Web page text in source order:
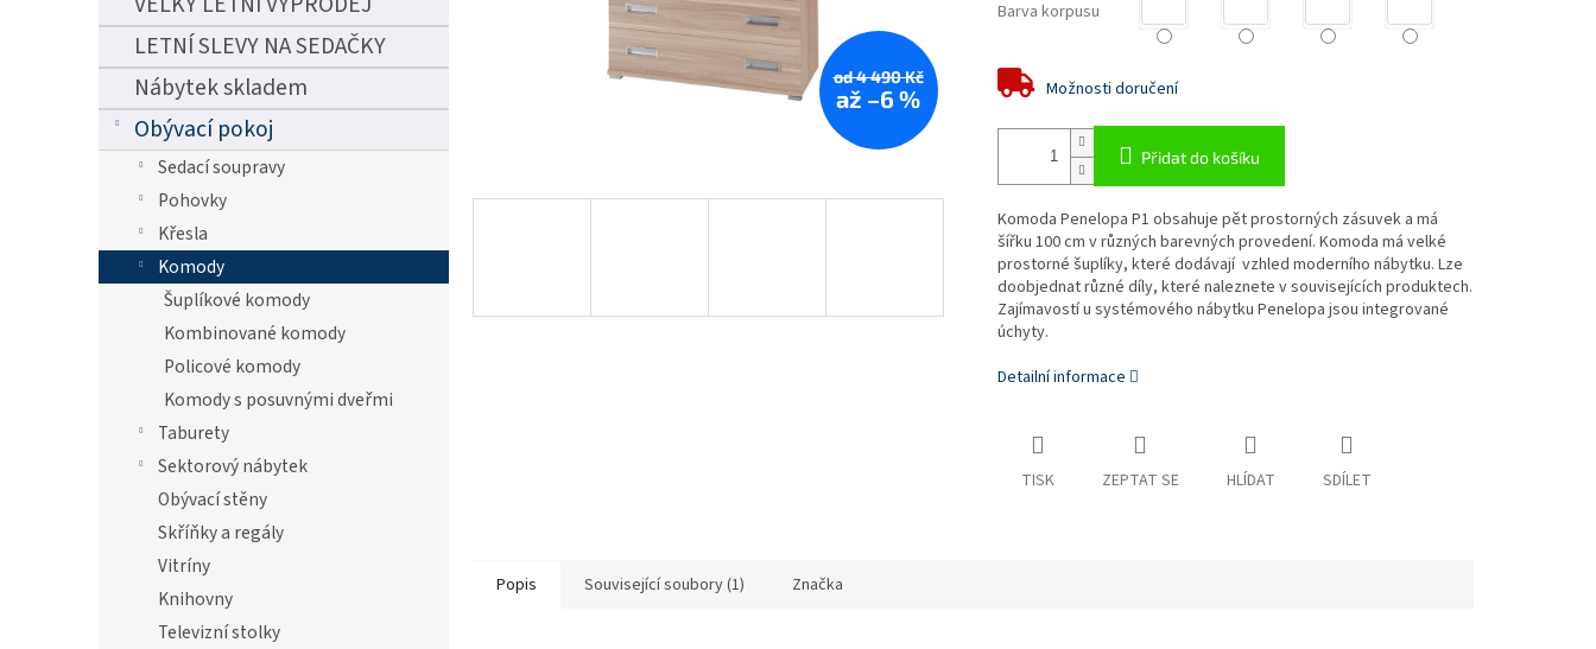
e
LETNÍ SLEVY NA SEDAČKY
Nábytek skladem
Obývací pokoj
Sedací soupravy
Pohovky
Křesla
Komody
Šuplíkové komody
Kombinované komody
Policové komody
Komody s posuvnými dveřmi
Taburety
Sektorový nábytek
Obývací stěny
Skříňky a regály
Vitríny
Knihovny
Televizní stolky
od 4 490 Kč
až –6 %
Barva korpusu
Možnosti doručení
Přidat do košíku
Komoda Penelopa P1 obsahuje pět prostorných zásuvek a má
šířku 100 cm v různých barevných provedení. Komoda má velké
prostorné šuplíky, které dodávají vzhled moderního nábytku. Lze
doobjednat různé díly, které naleznete v souvisejících produktech.
Zajímavostí u systémového nábytku Penelopa jsou integrované
úchyty.
Detailní informace
TISK ZEPTAT SE HLÍDAT SDÍLET
Popis Související soubory (1) Značka